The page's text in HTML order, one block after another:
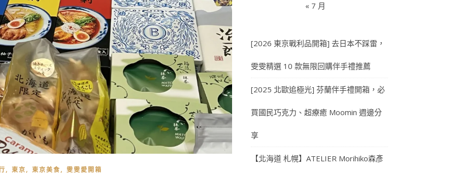
, 東京, 東京美食, 雯雯愛開箱
« 7 月
[2026 東京戰利品開箱] 去日本不踩雷，
雯雯精選 10 款無限回購伴手禮推薦
[2025 北歐追極光] 芬蘭伴手禮開箱，必
買國民巧克力、超療癒 Moomin 週邊分
享
【北海道 札幌】ATELIER Morihiko森彥